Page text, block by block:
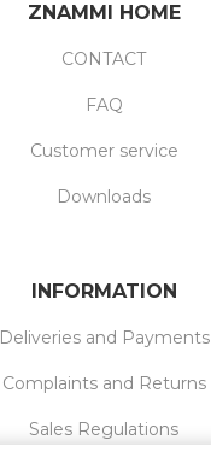
ZNAMMI HOME
CONTACT
FAQ
Customer service
Downloads
INFORMATION
Deliveries and Payments
Complaints and Returns
Sales Regulations